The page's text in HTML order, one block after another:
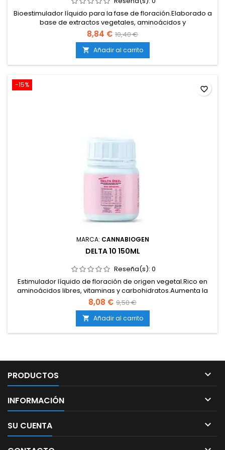
Bioestimulador líquido para la fase de floración.Elaborado a
base de extractos vegetales, aminoácidos y
carbohidratos.Favorece la producción de flores más
densas, resinosas y aromáticas.Aumenta la síntesis de
terpenos y aceites esenciales.Compatible con tierra, coco e
hidroponía.
8,84 € 10,40 €
 Añadir al carrito
-15%
MARCA: CANNABIOGEN
DELTA 10 150ML
Reseña(s): 0
Estimulador líquido de floración de origen vegetal.Rico en
aminoácidos libres, vitaminas y carbohidratos.Aumenta la
formación de flores densas, compactas y
resinosas.Potencia el aroma, sabor y calidad organoléptica
de la cosecha.Compatible con todo tipo de sistemas y
medios de cultivo.
8,08 € 9,50 €
 Añadir al carrito
favorite_border
PRODUCTOS 
INFORMACIÓN 
SU CUENTA 